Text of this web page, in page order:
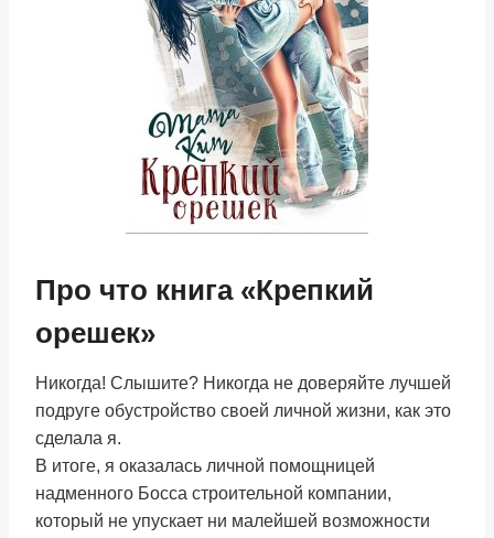
Про что книга «Крепкий
орешек»
Никогда! Слышите? Никогда не доверяйте лучшей
подруге обустройство своей личной жизни, как это
сделала я.
В итоге, я оказалась личной помощницей
надменного Босса строительной компании,
который не упускает ни малейшей возможности